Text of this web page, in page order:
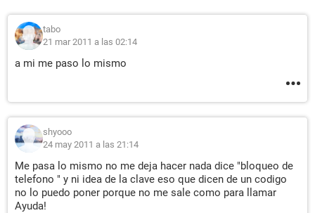
tabo
21 mar 2011 a las 02:14
a mi me paso lo mismo
shyooo
24 may 2011 a las 21:14
Me pasa lo mismo no me deja hacer nada dice "bloqueo de
telefono " y ni idea de la clave eso que dicen de un codigo
no lo puedo poner porque no me sale como para llamar
Ayuda!